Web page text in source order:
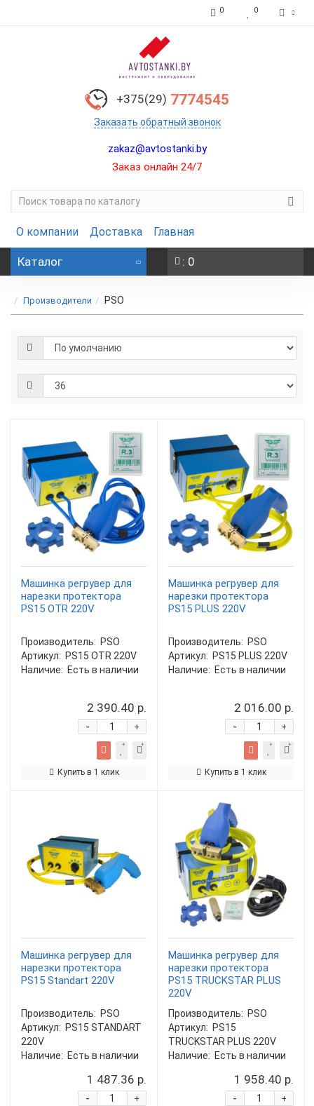
0 0
+375(29) 7774545
Заказать обратный звонок
zakaz@avtostanki.by
Заказ онлайн 24/7
О компании Доставка Главная
Каталог : 0
Производители PSO
Машинка регрувер для
нарезки протектора
PS15 OTR 220V
Производитель: PSO
Артикул: PS15 OTR 220V
Наличие: Есть в наличии
2 390.40 р.
+
-
Купить в 1 клик
Машинка регрувер для
нарезки протектора
PS15 PLUS 220V
Производитель: PSO
Артикул: PS15 PLUS 220V
Наличие: Есть в наличии
2 016.00 р.
+
-
Купить в 1 клик
Машинка регрувер для
нарезки протектора
PS15 Standart 220V
Производитель: PSO
Артикул: PS15 STANDART
220V
Наличие: Есть в наличии
1 487.36 р.
+
-
Машинка регрувер для
нарезки протектора
PS15 TRUCKSTAR PLUS
220V
Производитель: PSO
Артикул: PS15
TRUCKSTAR PLUS 220V
Наличие: Есть в наличии
1 958.40 р.
+
-